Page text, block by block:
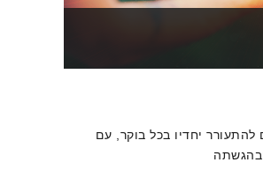
יחדיו בכל בוקר, עם